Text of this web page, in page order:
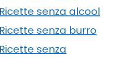
senza alcool
senza burro
senza